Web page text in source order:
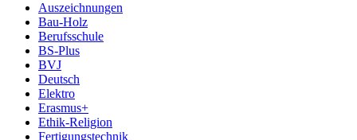
Auszeichnungen
Bau-Holz
Berufsschule
BS-Plus
BVJ
Deutsch
Elektro
Erasmus+
Ethik-Religion
Fertigungstechnik